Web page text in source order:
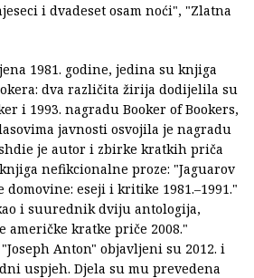
i dvadeset osam noći", "Zlatna
1981. godine, jedina su knjiga
dva različita žirija dodijelila su
i 1993. nagradu Booker of Bookers,
javnosti osvojila je nagradu
je autor i zbirke kratkih priča
nefikcionalne proze: "Jaguarov
eseji i kritike 1981.–1991."
i suurednik dviju antologija,
američke kratke priče 2008."
Anton" objavljeni su 2012. i
uspjeh. Djela su mu prevedena